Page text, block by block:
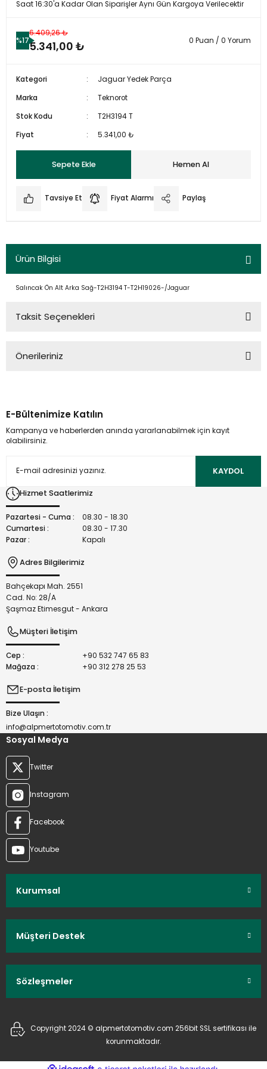
Saat 16:30'a Kadar Olan Siparişler Aynı Gün Kargoya Verilecektir
%17
6.409,26 ₺
5.341,00 ₺ 0 Puan / 0 Yorum
Kategori
Jaguar Yedek Parça
Marka
Teknorot
Stok Kodu
T2H3194 T
Fiyat
5.341,00 ₺
Sepete Ekle Hemen Al
Tavsiye Et Fiyat Alarmı Paylaş
Ürün Bilgisi
Salıncak Ön Alt Arka Sağ-T2H3194 T-T2H19026-/Jaguar
Taksit Seçenekleri
Önerileriniz
kullanarak tarafımıza iletebilirsiniz.
Görüş ve önerileriniz için teşekkür ederiz.
Ürün açıklamasında eksik bilgiler bulunuyor.
Bu ürüne benzer farklı alternatifler olmalı.
E-Bültenimize Katılın
Kampanya ve haberlerden anında yararlanabilmek için kayıt
olabilirsiniz.
KAYDOL
Hizmet Saatlerimiz
Pazartesi - Cuma :
08.30 - 18.30
Cumartesi :
08.30 - 17.30
Pazar :
Kapalı
Adres Bilgilerimiz
Bahçekapı Mah. 2551
Cad. No: 28/A
Şaşmaz Etimesgut - Ankara
Müşteri İletişim
Cep :
+90 532 747 65 83
Mağaza :
+90 312 278 25 53
E-posta İletişim
Bize Ulaşın :
info@alpmertotomotiv.com.tr
Sosyal Medya
Twitter
Instagram
Facebook
Youtube
Kurumsal
Müşteri Destek
Sözleşmeler
Copyright 2024 © alpmertotomotiv.com 256bit SSL sertifikası ile
korunmaktadır.